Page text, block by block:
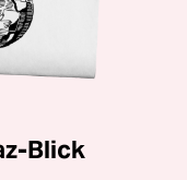
Blick